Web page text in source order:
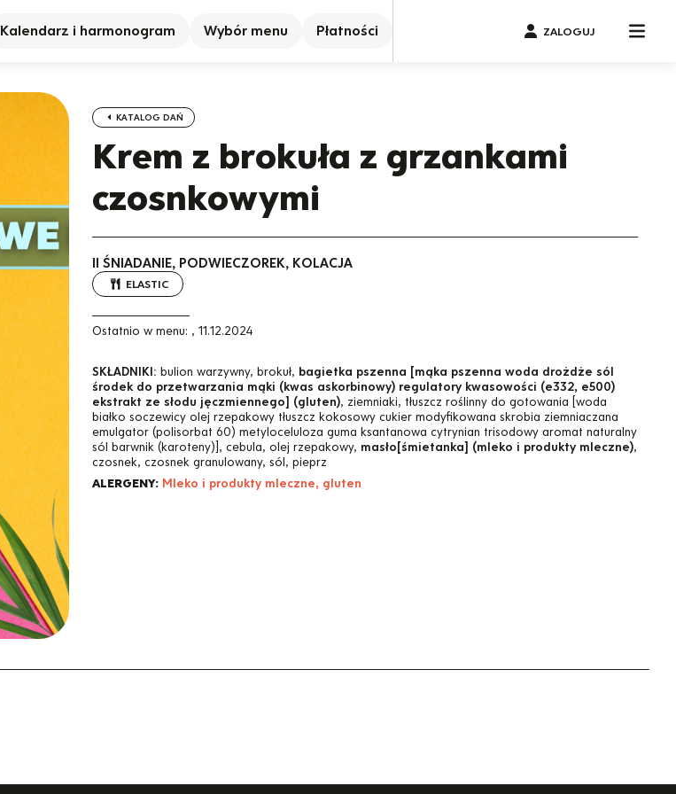
Kalendarz i harmonogram Wybór menu Płatności ZALOGUJ
KATALOG DAŃ
Krem z brokuła z grzankami
czosnkowymi
II ŚNIADANIE, PODWIECZOREK, KOLACJA
ELASTIC
Ostatnio w menu: , 11.12.2024
SKŁADNIKI: bulion warzywny, brokuł, bagietka pszenna [mąka pszenna woda drożdże sól
środek do przetwarzania mąki (kwas askorbinowy) regulatory kwasowości (e332, e500)
ekstrakt ze słodu jęczmiennego] (gluten), ziemniaki, tłuszcz roślinny do gotowania [woda
białko soczewicy olej rzepakowy tłuszcz kokosowy cukier modyfikowana skrobia ziemniaczana
emulgator (polisorbat 60) metyloceluloza guma ksantanowa cytrynian trisodowy aromat naturalny
sól barwnik (karoteny)], cebula, olej rzepakowy, masło[śmietanka] (mleko i produkty mleczne),
czosnek, czosnek granulowany, sól, pieprz
ALERGENY: Mleko i produkty mleczne, gluten